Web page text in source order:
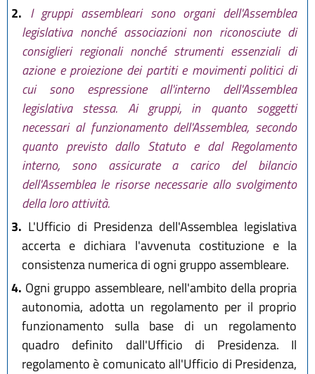
2. I gruppi assembleari sono organi dell'Assemblea
legislativa nonché associazioni non riconosciute di
consiglieri regionali nonché strumenti essenziali di
azione e proiezione dei partiti e movimenti politici di
cui sono espressione all'interno dell'Assemblea
legislativa stessa. Ai gruppi, in quanto soggetti
necessari al funzionamento dell'Assemblea, secondo
quanto previsto dallo Statuto e dal Regolamento
interno, sono assicurate a carico del bilancio
dell'Assemblea le risorse necessarie allo svolgimento
della loro attività.
3. L'Ufficio di Presidenza dell'Assemblea legislativa
accerta e dichiara l'avvenuta costituzione e la
consistenza numerica di ogni gruppo assembleare.
4. Ogni gruppo assembleare, nell'ambito della propria
autonomia, adotta un regolamento per il proprio
funzionamento sulla base di un regolamento
quadro definito dall'Ufficio di Presidenza. Il
regolamento è comunicato all'Ufficio di Presidenza,